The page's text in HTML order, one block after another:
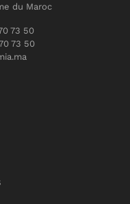
du Maroc
73 50
73 50